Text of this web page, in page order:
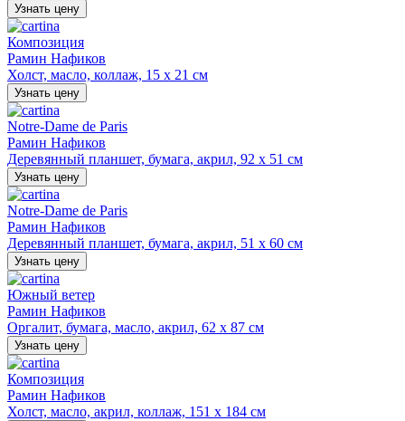
Узнать цену
Композиция
Рамин Нафиков
Холст, масло, коллаж, 15 х 21 см
Узнать цену
Notre-Dame de Paris
Рамин Нафиков
Деревянный планшет, бумага, акрил, 92 х 51 см
Узнать цену
Notre-Dame de Paris
Рамин Нафиков
Деревянный планшет, бумага, акрил, 51 х 60 см
Узнать цену
Южный ветер
Рамин Нафиков
Оргалит, бумага, масло, акрил, 62 х 87 см
Узнать цену
Композиция
Рамин Нафиков
Холст, масло, акрил, коллаж, 151 х 184 см